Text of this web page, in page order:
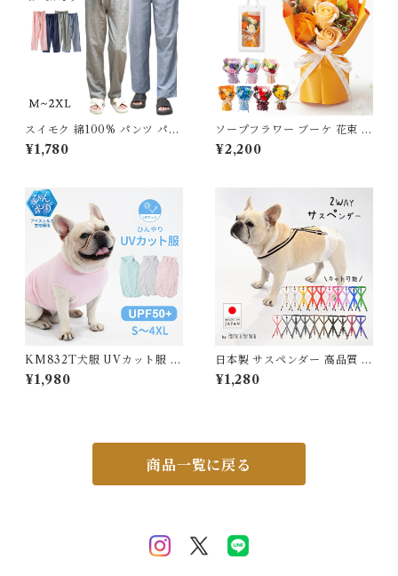
スイモク 綿100% パンツ パジ
ャマ ルームウェア メンズ レデ
ィース コットン 夏 長ズボン
ドット 水玉 ガーゼ 薄手 快適
長パンツ プレゼント5677701
【水沐良品】
¥1,780
ソープフラワー ブーケ 花束 プ
レゼント 花 6色 手提げ袋付き
スタンドキュートシャボン 5輪
誕生日 母の日 退職祝い フラワ
ーギフト 可愛い バラ レッド
ピンク ブルー パープル SF-G
M-4531
¥2,200
KM832T犬服 UVカット服 ト
ップス カットソー UPF50 ひ
んやり アイスシルク素材 日焼
グ フレブル ラブラドールレト
¥1,980
日本製 サスペンダー 高品質 金
属クリップ 無地 ボーダー 全2
0色 犬 猫 調整可能 カット可能
¥1,280
商品一覧に戻る